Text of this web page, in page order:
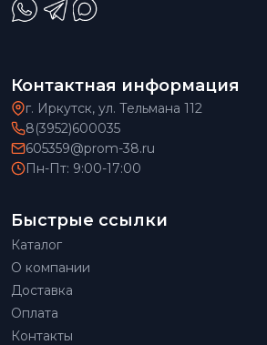
Контактная информация
г. Иркутск, ул. Тельмана 112
8(3952)600035
605359@prom-38.ru
Пн-Пт: 9:00-17:00
Быстрые ссылки
Каталог
О компании
Доставка
Оплата
Контакты